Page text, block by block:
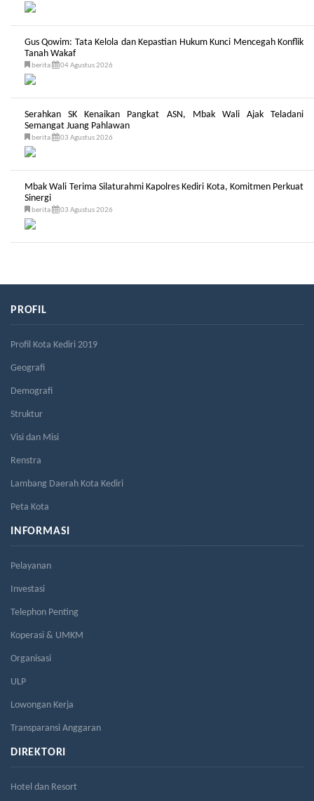
Gus Qowim: Tata Kelola dan Kepastian Hukum Kunci Mencegah Konflik
Tanah Wakaf
berita 04 Agustus 2026
Serahkan SK Kenaikan Pangkat ASN, Mbak Wali Ajak Teladani
Semangat Juang Pahlawan
berita 03 Agustus 2026
Mbak Wali Terima Silaturahmi Kapolres Kediri Kota, Komitmen Perkuat
Sinergi
berita 03 Agustus 2026
PROFIL
Profil Kota Kediri 2019
Geografi
Demografi
Struktur
Visi dan Misi
Renstra
Lambang Daerah Kota Kediri
Peta Kota
INFORMASI
Pelayanan
Investasi
Telephon Penting
Koperasi & UMKM
Organisasi
ULP
Lowongan Kerja
Transparansi Anggaran
DIREKTORI
Hotel dan Resort